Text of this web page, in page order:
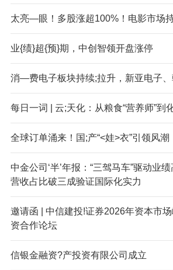
太亮—眼！多股涨超100%！电影市场
业{绩}超{预}期，中创智领开盘涨停
消—费电子板块持续;拉升，新亚电子
每日一词 | 云;天化：从粮食“营养师”到
全球订单涌来！国;产“<娃>衣”引领风潮
中金公司‘半’年报：“三驾马车”驱动业
营收占比破三成验证国际化实力
邀请函 | 中信建投!证券2026年资本市
资合作论坛
信银金融资?产投资有限公司成立